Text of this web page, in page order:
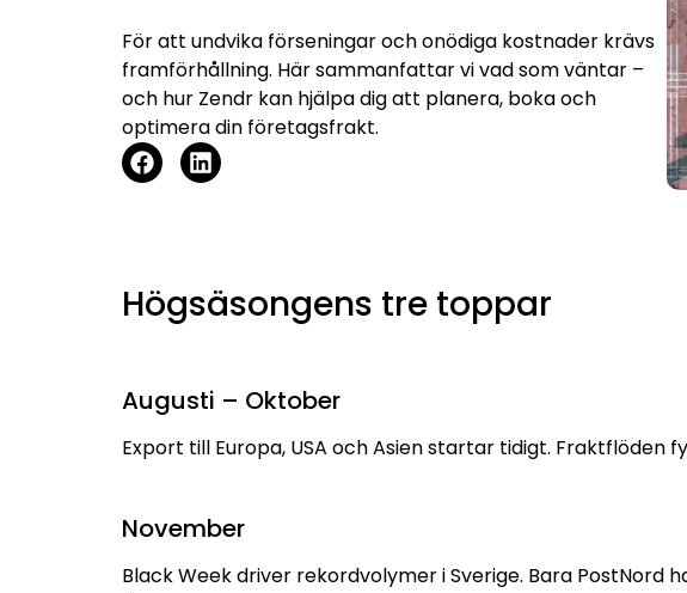
För att undvika förseningar och onödiga kostnader krävs
framförhållning. Här sammanfattar vi vad som väntar –
och hur Zendr kan hjälpa dig att planera, boka och
optimera din företagsfrakt.
Högsäsongens tre toppar
Augusti – Oktober
Export till Europa, USA och Asien startar tidigt. Fraktflöden
November
Black Week driver rekordvolymer i Sverige. Bara